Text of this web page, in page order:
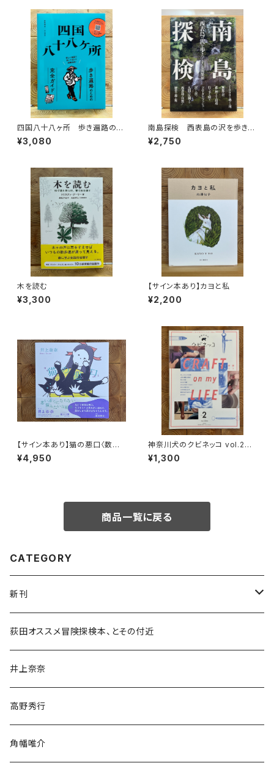
四国八十八ヶ所 歩き遍路のた
めの完全ガイド
¥3,080
南島探検 西表島の沢を歩きつ
くす
¥2,750
木を読む
¥3,300
【サイン本あり】カヨと私
¥2,200
【サイン本あり】猫の悪口〈数量
限定・オリジナルトート付き〉
¥4,950
神奈川犬のクビネッコ vol.2
特集：CRAFT on my LIFE
¥1,300
商品一覧に戻る
CATEGORY
新刊
和書
文学・小説・物語
随筆・ノンフィクション・その他
荻田オススメ冒険探検本、とその付近
井上奈奈
高野秀行
角幡唯介